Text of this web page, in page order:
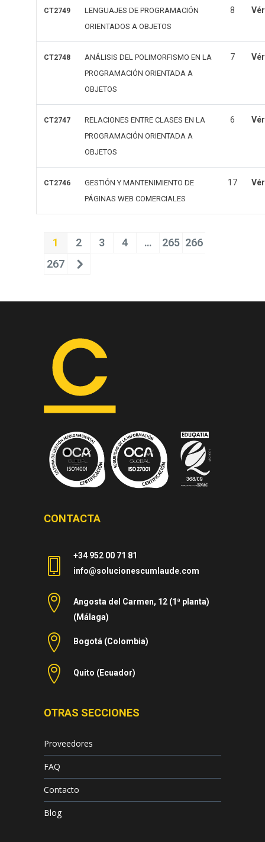
CT2749
LENGUAJES DE PROGRAMACIÓN
ORIENTADOS A OBJETOS
8
CT2748
ANÁLISIS DEL POLIMORFISMO EN LA
PROGRAMACIÓN ORIENTADA A
OBJETOS
7
CT2747
RELACIONES ENTRE CLASES EN LA
PROGRAMACIÓN ORIENTADA A
OBJETOS
6
CT2746
GESTIÓN Y MANTENIMIENTO DE
PÁGINAS WEB COMERCIALES
17
1 2 3 4 … 265 266
267
CONTACTA
+34 952 00 71 81
info@solucionescumlaude.com
Angosta del Carmen, 12 (1ª planta)
(Málaga)
Bogotá (Colombia)
Quito (Ecuador)
OTRAS SECCIONES
Proveedores
FAQ
Contacto
Blog